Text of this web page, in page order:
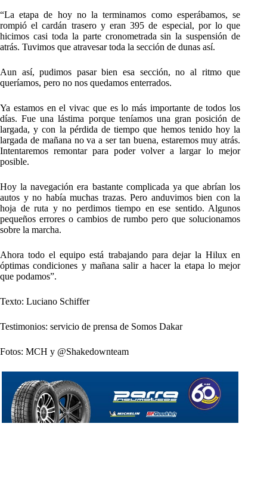
“La etapa de hoy no la terminamos como esperábamos, se
rompió el cardán trasero y eran 395 de especial, por lo que
hicimos casi toda la parte cronometrada sin la suspensión de
atrás. Tuvimos que atravesar toda la sección de dunas así.
Aun así, pudimos pasar bien esa sección, no al ritmo que
queríamos, pero no nos quedamos enterrados.
Ya estamos en el vivac que es lo más importante de todos los
días. Fue una lástima porque teníamos una gran posición de
largada, y con la pérdida de tiempo que hemos tenido hoy la
largada de mañana no va a ser tan buena, estaremos muy atrás.
Intentaremos remontar para poder volver a largar lo mejor
posible.
Hoy la navegación era bastante complicada ya que abrían los
autos y no había muchas trazas. Pero anduvimos bien con la
hoja de ruta y no perdimos tiempo en ese sentido. Algunos
pequeños errores o cambios de rumbo pero que solucionamos
sobre la marcha.
Ahora todo el equipo está trabajando para dejar la Hilux en
óptimas condiciones y mañana salir a hacer la etapa lo mejor
que podamos”.
Texto: Luciano Schiffer
Testimonios: servicio de prensa de Somos Dakar
Fotos: MCH y @Shakedownteam